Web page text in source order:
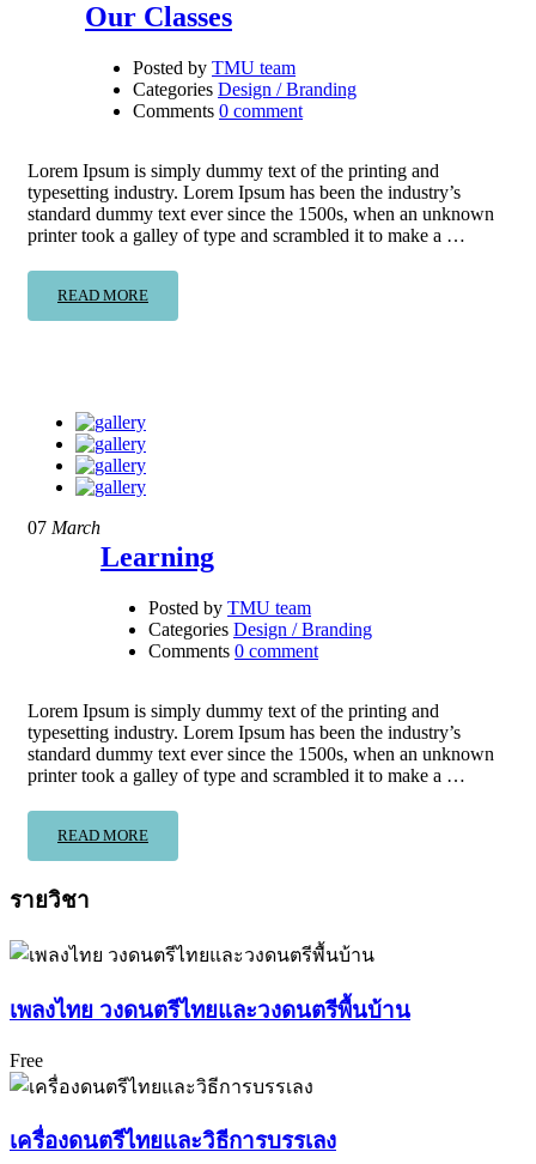
Our Classes
Posted by TMU team
Categories Design / Branding
Comments 0 comment
Lorem Ipsum is simply dummy text of the printing and
typesetting industry. Lorem Ipsum has been the industry’s
standard dummy text ever since the 1500s, when an unknown
printer took a galley of type and scrambled it to make a …
READ MORE
07 March
Learning
Posted by TMU team
Categories Design / Branding
Comments 0 comment
Lorem Ipsum is simply dummy text of the printing and
typesetting industry. Lorem Ipsum has been the industry’s
standard dummy text ever since the 1500s, when an unknown
printer took a galley of type and scrambled it to make a …
READ MORE
รายวิชา
เพลงไทย วงดนตรีไทยและวงดนตรีพื้นบ้าน
Free
เครื่องดนตรีไทยและวิธีการบรรเลง